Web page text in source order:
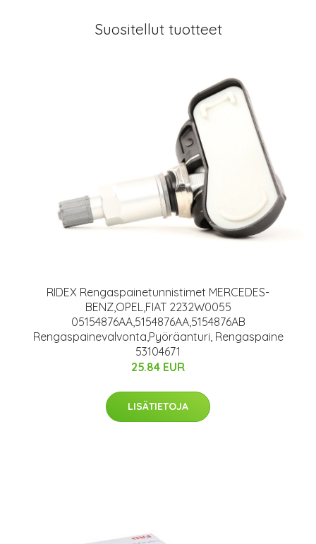
Suositellut tuotteet
RIDEX Rengaspainetunnistimet MERCEDES-
BENZ,OPEL,FIAT 2232W0055
05154876AA,5154876AA,5154876AB
Rengaspainevalvonta,Pyöräanturi, Rengaspaine
53104671
25.84 EUR
LISÄTIETOJA